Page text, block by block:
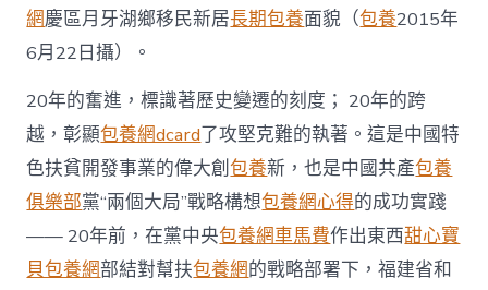
網慶區月牙湖鄉移民新居長期包養面貌（包養2015年
6月22日攝）。
20年的奮進，標識著歷史變遷的刻度； 20年的跨
越，彰顯包養網dcard了攻堅克難的執著。這是中國特
色扶貧開發事業的偉大創包養新，也是中國共產包養
俱樂部黨“兩個大局”戰略構想包養網心得的成功實踐
—— 20年前，在黨中央包養網車馬費作出東西甜心寶
貝包養網部結對幫扶包養網的戰略部署下，福建省和